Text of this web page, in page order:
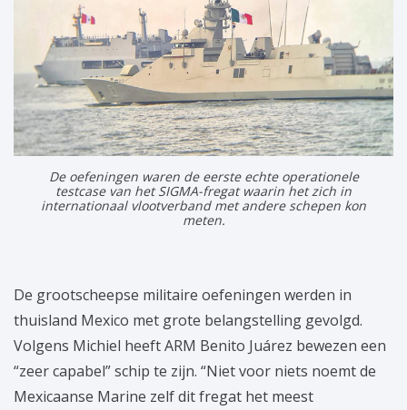
De oefeningen waren de eerste echte operationele
testcase van het SIGMA-fregat waarin het zich in
internationaal vlootverband met andere schepen kon
meten.
De grootscheepse militaire oefeningen werden in
thuisland Mexico met grote belangstelling gevolgd.
Volgens Michiel heeft ARM Benito Juárez bewezen een
“zeer capabel” schip te zijn. “Niet voor niets noemt de
Mexicaanse Marine zelf dit fregat het meest